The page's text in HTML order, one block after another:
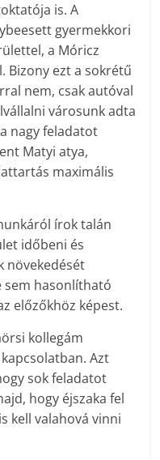
is. A
gyermekkori
a Móricz
Bizony ezt a sokrétű
nem, csak autóval
városunk adta
nagy feladatot
Matyi atya,
maximális
írok talán
időbeni és
növekedését
sem hasonlítható
előzőkhöz képest.
kollegám
Azt
sok feladatot
hogy éjszaka fel
kell valahová vinni